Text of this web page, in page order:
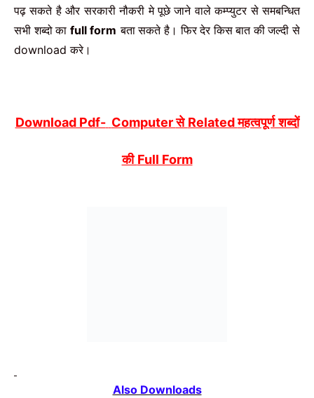
पढ़ सकते है और सरकारी नौकरी मे पूछे जाने वाले कम्प्युटर से समबन्धित
सभी शब्दो का full form बता सकते है। फिर देर किस बात की जल्दी से
downloadकरे।
Download Pdf- Computerसे Relatedमहत्वपूर्ण शब्दों
की Full Form
Also Downloads